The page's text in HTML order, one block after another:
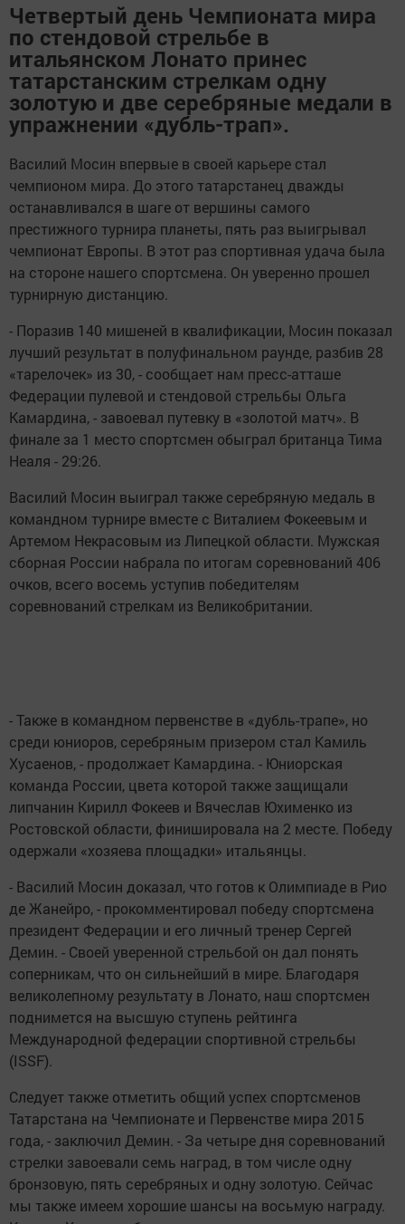
Четвертый день Чемпионата мира
по стендовой стрельбе в
итальянском Лонато принес
татарстанским стрелкам одну
золотую и две серебряные медали в
упражнении «дубль-трап».
Василий Мосин впервые в своей карьере стал
чемпионом мира. До этого татарстанец дважды
останавливался в шаге от вершины самого
престижного турнира планеты, пять раз выигрывал
чемпионат Европы. В этот раз спортивная удача была
на стороне нашего спортсмена. Он уверенно прошел
турнирную дистанцию.
- Поразив 140 мишеней в квалификации, Мосин показал
лучший результат в полуфинальном раунде, разбив 28
«тарелочек» из 30, - сообщает нам пресс-атташе
Федерации пулевой и стендовой стрельбы Ольга
Камардина, - завоевал путевку в «золотой матч». В
финале за 1 место спортсмен обыграл британца Тима
Неаля - 29:26.
Василий Мосин выиграл также серебряную медаль в
командном турнире вместе с Виталием Фокеевым и
Артемом Некрасовым из Липецкой области. Мужская
сборная России набрала по итогам соревнований 406
очков, всего восемь уступив победителям
соревнований стрелкам из Великобритании.
- Также в командном первенстве в «дубль-трапе», но
среди юниоров, серебряным призером стал Камиль
Хусаенов, - продолжает Камардина. - Юниорская
команда России, цвета которой также защищали
липчанин Кирилл Фокеев и Вячеслав Юхименко из
Ростовской области, финишировала на 2 месте. Победу
одержали «хозяева площадки» итальянцы.
- Василий Мосин доказал, что готов к Олимпиаде в Рио
де Жанейро, - прокомментировал победу спортсмена
президент Федерации и его личный тренер Сергей
Демин. - Своей уверенной стрельбой он дал понять
соперникам, что он сильнейший в мире. Благодаря
великолепному результату в Лонато, наш спортсмен
поднимется на высшую ступень рейтинга
Международной федерации спортивной стрельбы
(ISSF).
Следует также отметить общий успех спортсменов
Татарстана на Чемпионате и Первенстве мира 2015
года, - заключил Демин. - За четыре дня соревнований
стрелки завоевали семь наград, в том числе одну
бронзовую, пять серебряных и одну золотую. Сейчас
мы также имеем хорошие шансы на восьмую награду.